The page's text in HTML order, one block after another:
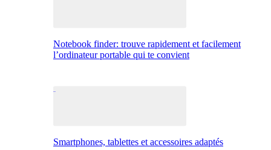
Notebook finder: trouve rapidement et facilement
l’ordinateur portable qui te convient
Smartphones, tablettes et accessoires adaptés